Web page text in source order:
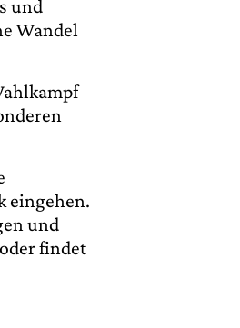
und
Wandel
eingehen.
und
findet